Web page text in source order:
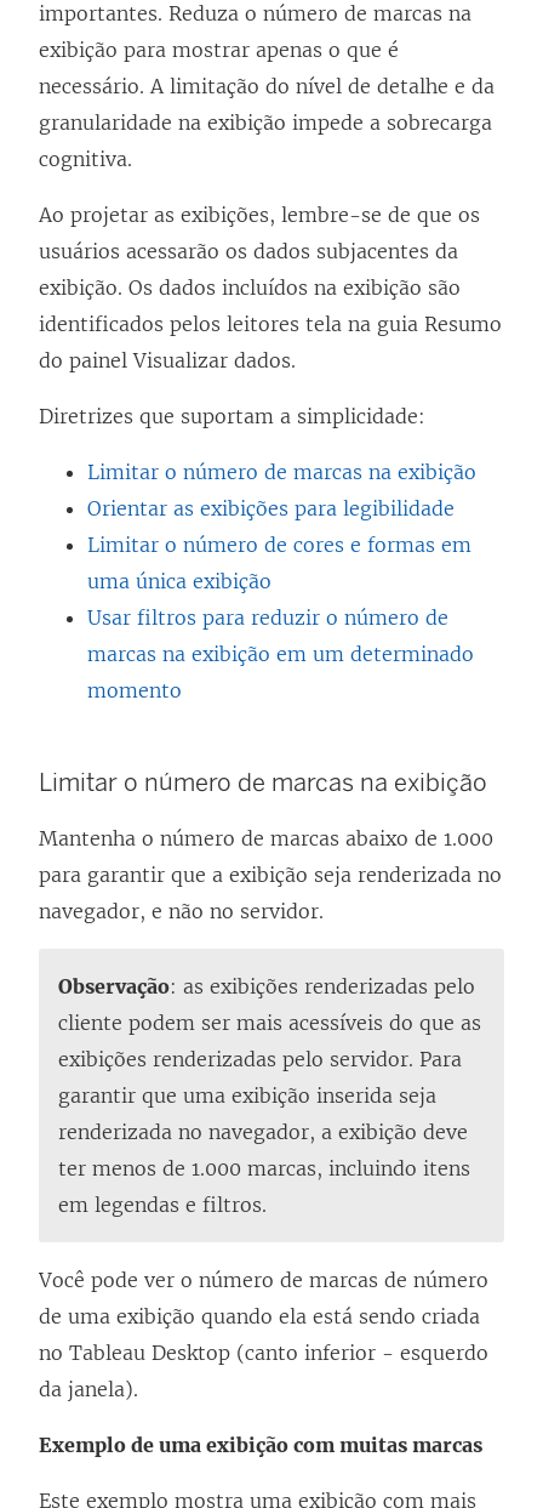
importantes. Reduza o número de marcas na
exibição para mostrar apenas o que é
necessário. A limitação do nível de detalhe e da
granularidade na exibição impede a sobrecarga
cognitiva.
Ao projetar as exibições, lembre-se de que os
usuários acessarão os dados subjacentes da
exibição. Os dados incluídos na exibição são
identificados pelos leitores tela na guia Resumo
do painel Visualizar dados.
Diretrizes que suportam a simplicidade:
Limitar o número de marcas na exibição
Orientar as exibições para legibilidade
Limitar o número de cores e formas em
uma única exibição
Usar filtros para reduzir o número de
marcas na exibição em um determinado
momento
Limitar o número de marcas na exibição
Mantenha o número de marcas abaixo de 1.000
para garantir que a exibição seja renderizada no
navegador, e não no servidor.
Observação: as exibições renderizadas pelo
cliente podem ser mais acessíveis do que as
exibições renderizadas pelo servidor. Para
garantir que uma exibição inserida seja
renderizada no navegador, a exibição deve
ter menos de 1.000 marcas, incluindo itens
em legendas e filtros.
Você pode ver o número de marcas de número
de uma exibição quando ela está sendo criada
no Tableau Desktop (canto inferior - esquerdo
da janela).
Exemplo de uma exibição com muitas marcas
Este exemplo mostra uma exibição com mais